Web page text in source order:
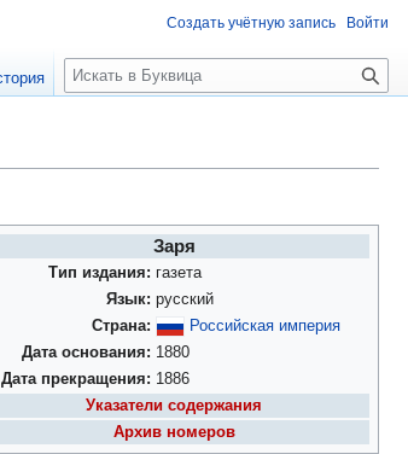
Заря
Тип издания: газета
Язык: русский
Страна:
Российская империя
Дата основания: 1880
Дата прекращения: 1886
Указатели содержания
Архив номеров
Создать учётную запись Войти
П
о
к